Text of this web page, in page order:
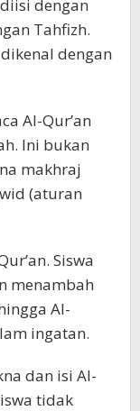
dengan
Tahfizh.
dengan
Al-Qur’an
Ini bukan
makhraj
(aturan
Siswa
menambah
Al-
ingatan.
dan isi Al-
tidak